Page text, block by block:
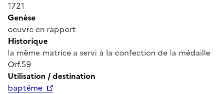
1721
Genèse
oeuvre en rapport
Historique
la même matrice a servi à la confection de la médaille
Orf.59
Utilisation / destination
baptême